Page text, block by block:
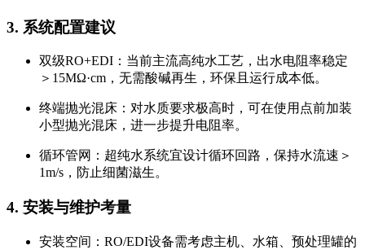
3. 系统配置建议
双级RO+EDI：当前主流高纯水工艺，出水电阻率稳定
＞15MΩ·cm，无需酸碱再生，环保且运行成本低。
终端抛光混床：对水质要求极高时，可在使用点前加装
小型抛光混床，进一步提升电阻率。
循环管网：超纯水系统宜设计循环回路，保持水流速＞
1m/s，防止细菌滋生。
4. 安装与维护考量
安装空间：RO/EDI设备需考虑主机、水箱、预处理罐的